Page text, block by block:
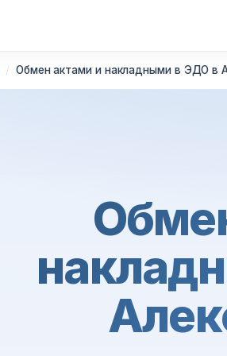
Обмен актами и накладными в ЭДО в